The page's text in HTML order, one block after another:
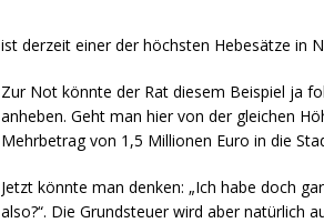
ist derzeit einer der höchsten Hebesätze in
Zur Not könnte der Rat diesem Beispiel ja
anheben. Geht man hier von der gleichen
Mehrbetrag von 1,5 Millionen Euro in die
Jetzt könnte man denken: „Ich habe doch
also?“. Die Grundsteuer wird aber natürlich